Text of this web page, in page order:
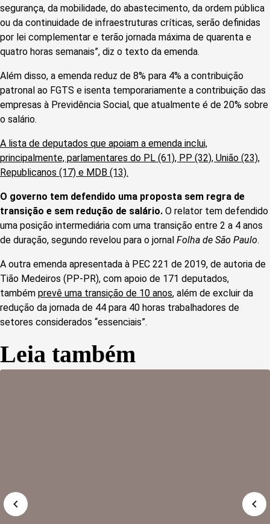
segurança, da mobilidade, do abastecimento, da ordem pública
ou da continuidade de infraestruturas críticas, serão definidas
por lei complementar e terão jornada máxima de quarenta e
quatro horas semanais”, diz o texto da emenda.
Além disso, a emenda reduz de 8% para 4% a contribuição
patronal ao FGTS e isenta temporariamente a contribuição das
empresas à Previdência Social, que atualmente é de 20% sobre
o salário.
A lista de deputados que apoiam a emenda inclui,
principalmente, parlamentares do PL (61), PP (32), União (23),
Republicanos (17) e MDB (13).
O governo tem defendido uma proposta sem regra de
transição e sem redução de salário. O relator tem defendido
uma posição intermediária com uma transição entre 2 a 4 anos
de duração, segundo revelou para o jornal Folha de São Paulo.
A outra emenda apresentada à PEC 221 de 2019, de autoria de
Tião Medeiros (PP-PR), com apoio de 171 deputados,
também prevê uma transição de 10 anos, além de excluir da
redução da jornada de 44 para 40 horas trabalhadores de
setores considerados “essenciais”.
Leia também